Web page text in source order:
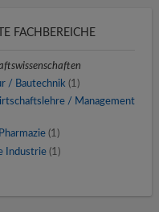
FACHBEREICHE
/ Bautechnik (1)
/ Management
(1)
Industrie (1)